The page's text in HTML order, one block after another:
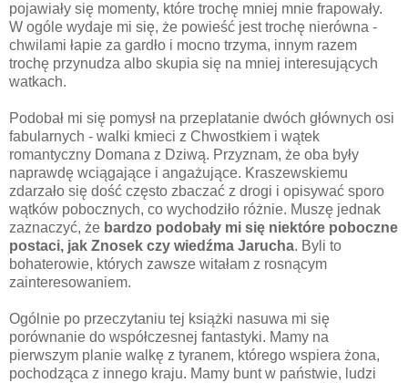
pojawiały się momenty, które trochę mniej mnie frapowały.
W ogóle wydaje mi się, że powieść jest trochę nierówna -
chwilami łapie za gardło i mocno trzyma, innym razem
trochę przynudza albo skupia się na mniej interesujących
watkach.
Podobał mi się pomysł na przeplatanie dwóch głównych osi
fabularnych - walki kmieci z Chwostkiem i wątek
romantyczny Domana z Dziwą. Przyznam, że oba były
naprawdę wciągające i angażujące. Kraszewskiemu
zdarzało się dość często zbaczać z drogi i opisywać sporo
wątków pobocznych, co wychodziło różnie. Muszę jednak
zaznaczyć, że bardzo podobały mi się niektóre poboczne
postaci, jak Znosek czy wiedźma Jarucha. Byli to
bohaterowie, których zawsze witałam z rosnącym
zainteresowaniem.
Ogólnie po przeczytaniu tej książki nasuwa mi się
porównanie do współczesnej fantastyki. Mamy na
pierwszym planie walkę z tyranem, którego wspiera żona,
pochodząca z innego kraju. Mamy bunt w państwie, ludzi